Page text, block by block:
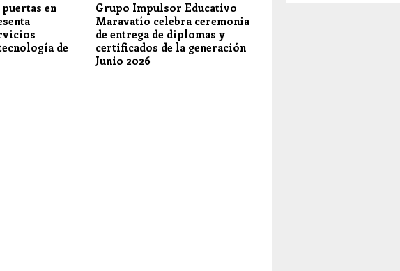
en
de
Grupo Impulsor Educativo
Maravatío celebra ceremonia
de entrega de diplomas y
certificados de la generación
Junio 2026